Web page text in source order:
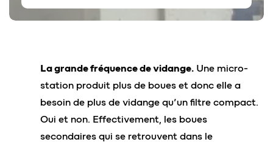
La grande fréquence de vidange. Une micro-
station produit plus de boues et donc elle a
besoin de plus de vidange qu’un filtre compact.
Oui et non. Effectivement, les boues
secondaires qui se retrouvent dans le